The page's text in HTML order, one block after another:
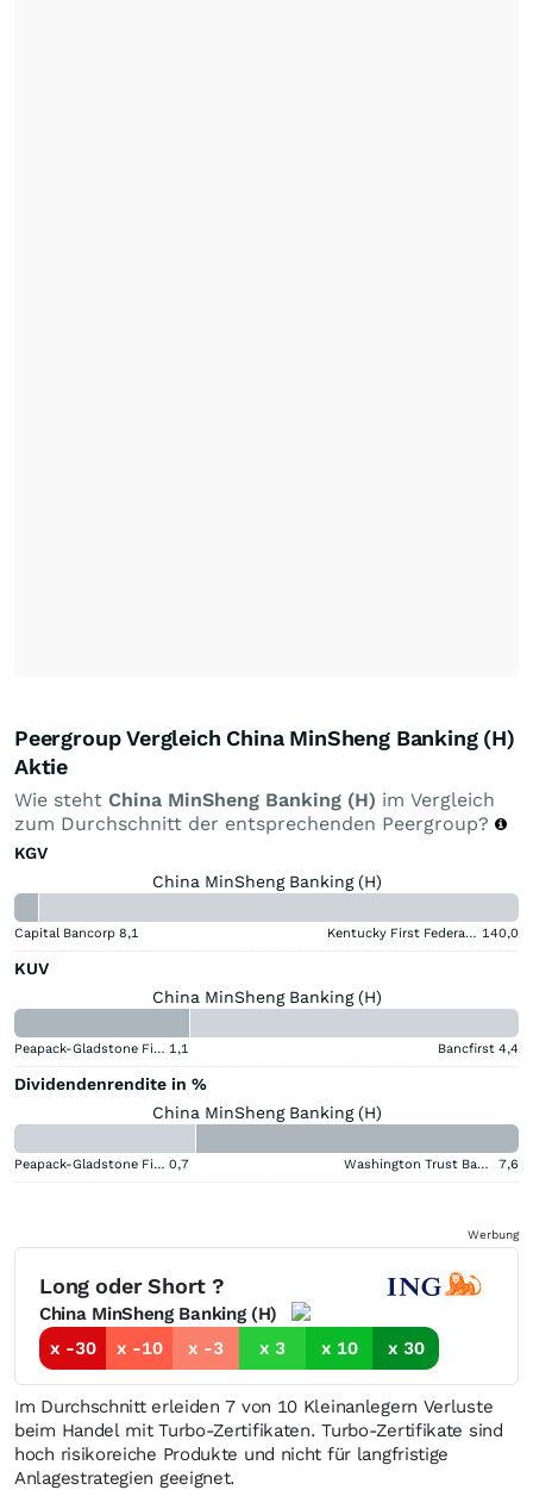
Peergroup Vergleich China MinSheng Banking (H)
Aktie
Wie steht China MinSheng Banking (H) im Vergleich
zum Durchschnitt der entsprechenden Peergroup?
KGV
China MinSheng Banking (H)
Capital Bancorp 8,1 Kentucky First Federal Bancorp 140,0
KUV
China MinSheng Banking (H)
Peapack-Gladstone Financial 1,1 Bancfirst 4,4
Dividendenrendite in %
China MinSheng Banking (H)
Peapack-Gladstone Financial 0,7 Washington Trust Bancorp 7,6
Werbung
Long oder Short ?
China MinSheng Banking (H)
x -30
x -10 x -3 x 3 x 10 x 30
Im Durchschnitt erleiden 7 von 10 Kleinanlegern Verluste
beim Handel mit Turbo-Zertifikaten. Turbo-Zertifikate sind
hoch risikoreiche Produkte und nicht für langfristige
Anlagestrategien geeignet.